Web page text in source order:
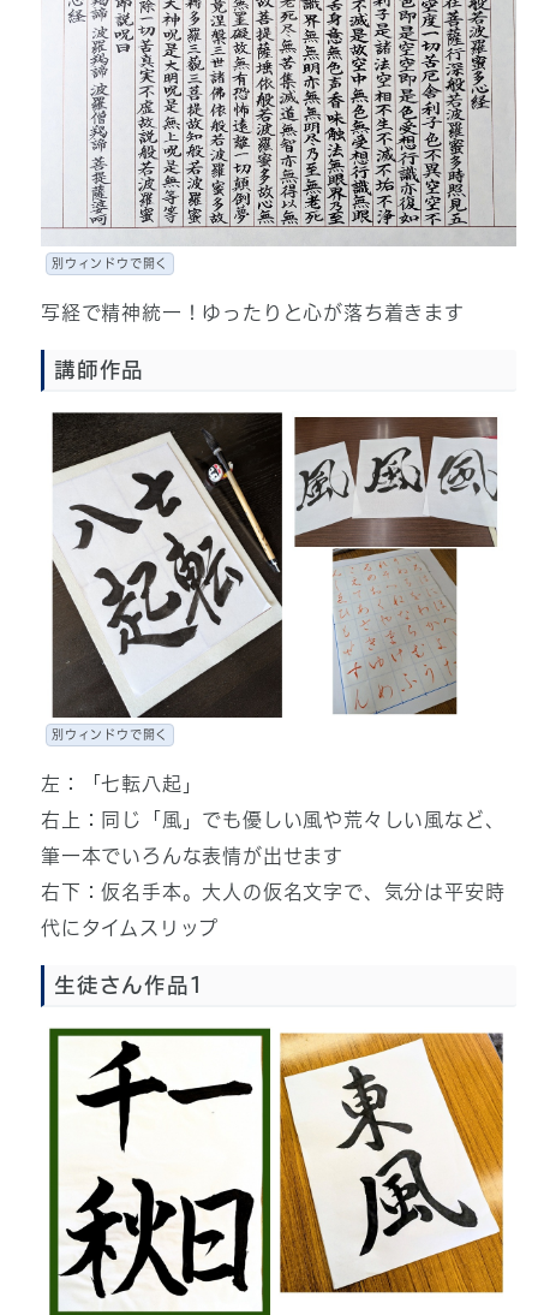
別ウィンドウで開く
写経で精神統一！ゆったりと心が落ち着きます
講師作品
別ウィンドウで開く
左：「七転八起」
右上：同じ「風」でも優しい風や荒々しい風など、
筆一本でいろんな表情が出せます
右下：仮名手本。大人の仮名文字で、気分は平安時
代にタイムスリップ
生徒さん作品1